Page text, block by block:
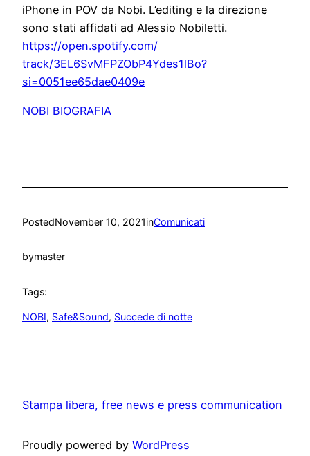
iPhone in POV da Nobi. L’editing e la direzione
sono stati affidati ad Alessio Nobiletti.
https://open.spotify.com/
track/3EL6SvMFPZObP4Ydes1lBo?
si=0051ee65dae0409e
NOBI BIOGRAFIA
PostedNovember 10, 2021inComunicati
bymaster
Tags:
NOBI, Safe&Sound, Succede di notte
Stampa libera, free news e press communication
Proudly powered by WordPress